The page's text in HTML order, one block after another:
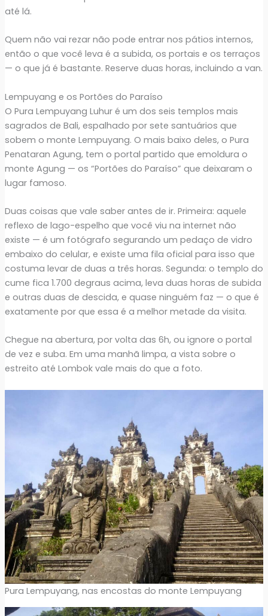
até lá.
Quem não vai rezar não pode entrar nos pátios internos,
então o que você leva é a subida, os portais e os terraços
— o que já é bastante. Reserve duas horas, incluindo a van.
Lempuyang e os Portões do Paraíso
O Pura Lempuyang Luhur é um dos seis templos mais
sagrados de Bali, espalhado por sete santuários que
sobem o monte Lempuyang. O mais baixo deles, o Pura
Penataran Agung, tem o portal partido que emoldura o
monte Agung — os “Portões do Paraíso” que deixaram o
lugar famoso.
Duas coisas que vale saber antes de ir. Primeira: aquele
reflexo de lago-espelho que você viu na internet não
existe — é um fotógrafo segurando um pedaço de vidro
embaixo do celular, e existe uma fila oficial para isso que
costuma levar de duas a três horas. Segunda: o templo do
cume fica 1.700 degraus acima, leva duas horas de subida
e outras duas de descida, e quase ninguém faz — o que é
exatamente por que essa é a melhor metade da visita.
Chegue na abertura, por volta das 6h, ou ignore o portal
de vez e suba. Em uma manhã limpa, a vista sobre o
estreito até Lombok vale mais do que a foto.
Pura Lempuyang, nas encostas do monte Lempuyang